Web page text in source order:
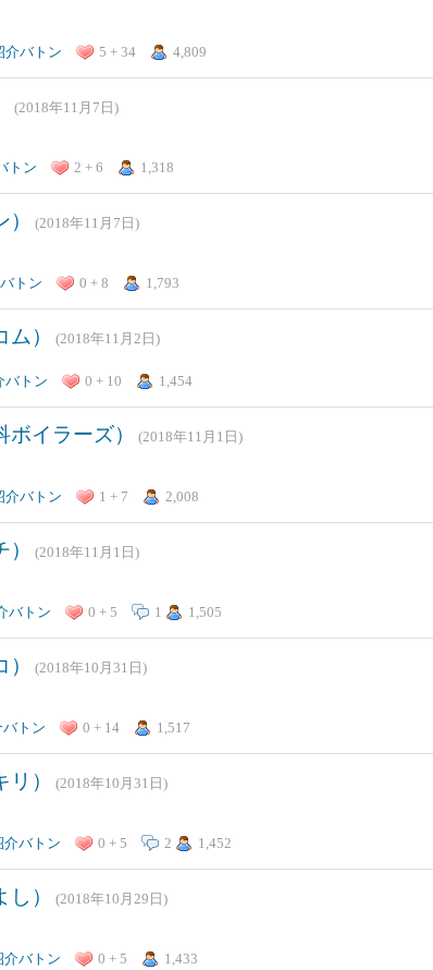
介バトン 5 + 34 4,809
(2018年11月7日)
トン 2 + 6 1,318
(2018年11月7日)
トン 0 + 8 1,793
） (2018年11月2日)
バトン 0 + 10 1,454
イラーズ） (2018年11月1日)
介バトン 1 + 7 2,008
(2018年11月1日)
バトン 0 + 5 1 1,505
(2018年10月31日)
バトン 0 + 14 1,517
） (2018年10月31日)
介バトン 0 + 5 2 1,452
） (2018年10月29日)
介バトン 0 + 5 1,433